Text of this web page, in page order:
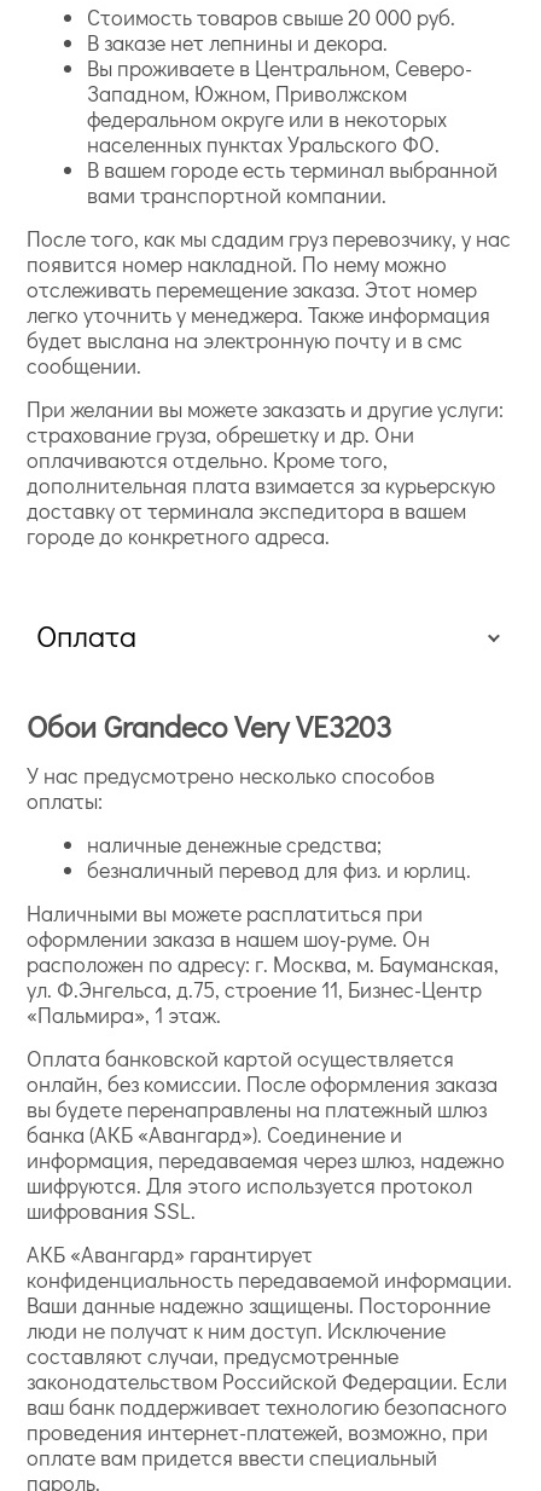
Стоимость товаров свыше 20 000 руб.
В заказе нет лепнины и декора.
Вы проживаете в Центральном, Северо-
Западном, Южном, Приволжском
федеральном округе или в некоторых
населенных пунктах Уральского ФО.
В вашем городе есть терминал выбранной
вами транспортной компании.
После того, как мы сдадим груз перевозчику, у нас
появится номер накладной. По нему можно
отслеживать перемещение заказа. Этот номер
легко уточнить у менеджера. Также информация
будет выслана на электронную почту и в смс
сообщении.
При желании вы можете заказать и другие услуги:
страхование груза, обрешетку и др. Они
оплачиваются отдельно. Кроме того,
дополнительная плата взимается за курьерскую
доставку от терминала экспедитора в вашем
городе до конкретного адреса.
Оплата
Обои Grandeco Very VE3203
У нас предусмотрено несколько способов
оплаты:
наличные денежные средства;
безналичный перевод для физ. и юрлиц.
Наличными вы можете расплатиться при
оформлении заказа в нашем шоу-руме. Он
расположен по адресу: г. Москва, м. Бауманская,
ул. Ф.Энгельса, д.75, строение 11, Бизнес-Центр
«Пальмира», 1 этаж.
Оплата банковской картой осуществляется
онлайн, без комиссии. После оформления заказа
вы будете перенаправлены на платежный шлюз
банка (АКБ «Авангард»). Соединение и
информация, передаваемая через шлюз, надежно
шифруются. Для этого используется протокол
шифрования SSL.
АКБ «Авангард» гарантирует
конфиденциальность передаваемой информации.
Ваши данные надежно защищены. Посторонние
люди не получат к ним доступ. Исключение
составляют случаи, предусмотренные
законодательством Российской Федерации. Если
ваш банк поддерживает технологию безопасного
проведения интернет-платежей, возможно, при
оплате вам придется ввести специальный
пароль.